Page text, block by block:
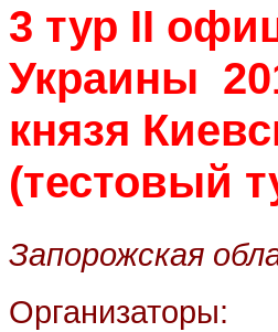
3 тур II
Украины
князя
(тестовый
Запорожская
Организаторы: